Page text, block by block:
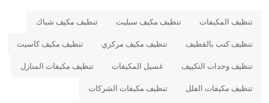
تنظيف المكيفات تنظيف مكيف سبليت تنظيف مكيف شباك
تنظيف كنب بالقطيف تنظيف مكيف مركزي تنظيف مكيف كاسيت
تنظيف وحدات التكييف غسيل المكيفات تنظيف مكيفات المنازل
تنظيف مكيفات الفلل تنظيف مكيفات الشركات